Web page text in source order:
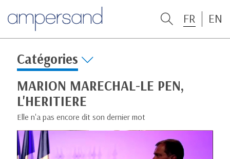
FR EN
Catégories
MARION MARECHAL-LE PEN,
L'HERITIERE
Elle n'a pas encore dit son dernier mot